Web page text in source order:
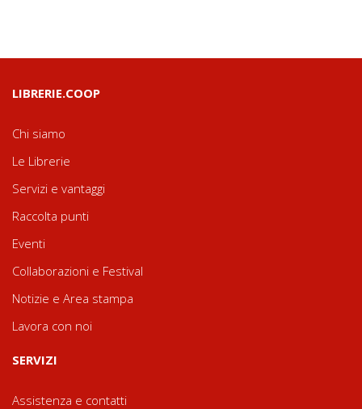
LIBRERIE.COOP
Chi siamo
Le Librerie
Servizi e vantaggi
Raccolta punti
Eventi
Collaborazioni e Festival
Notizie e Area stampa
Lavora con noi
SERVIZI
Assistenza e contatti